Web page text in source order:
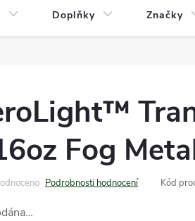
Doplňky Značky
Fog
Podrobnosti hodnocení Kód